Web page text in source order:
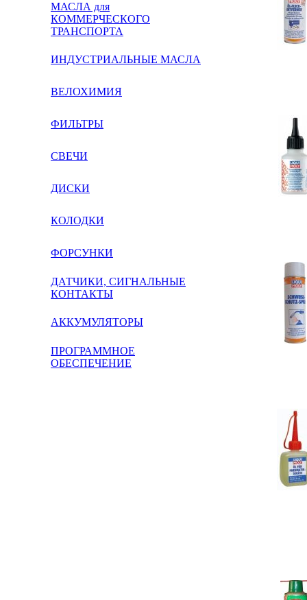
МАСЛА для
КОММЕРЧЕСКОГО
ТРАНСПОРТА
ИНДУСТРИАЛЬНЫЕ МАСЛА
ВЕЛОХИМИЯ
ФИЛЬТРЫ
СВЕЧИ
ДИСКИ
КОЛОДКИ
ФОРСУНКИ
ДАТЧИКИ, СИГНАЛЬНЫЕ
КОНТАКТЫ
АККУМУЛЯТОРЫ
ПРОГРАММНОЕ
ОБЕСПЕЧЕНИЕ